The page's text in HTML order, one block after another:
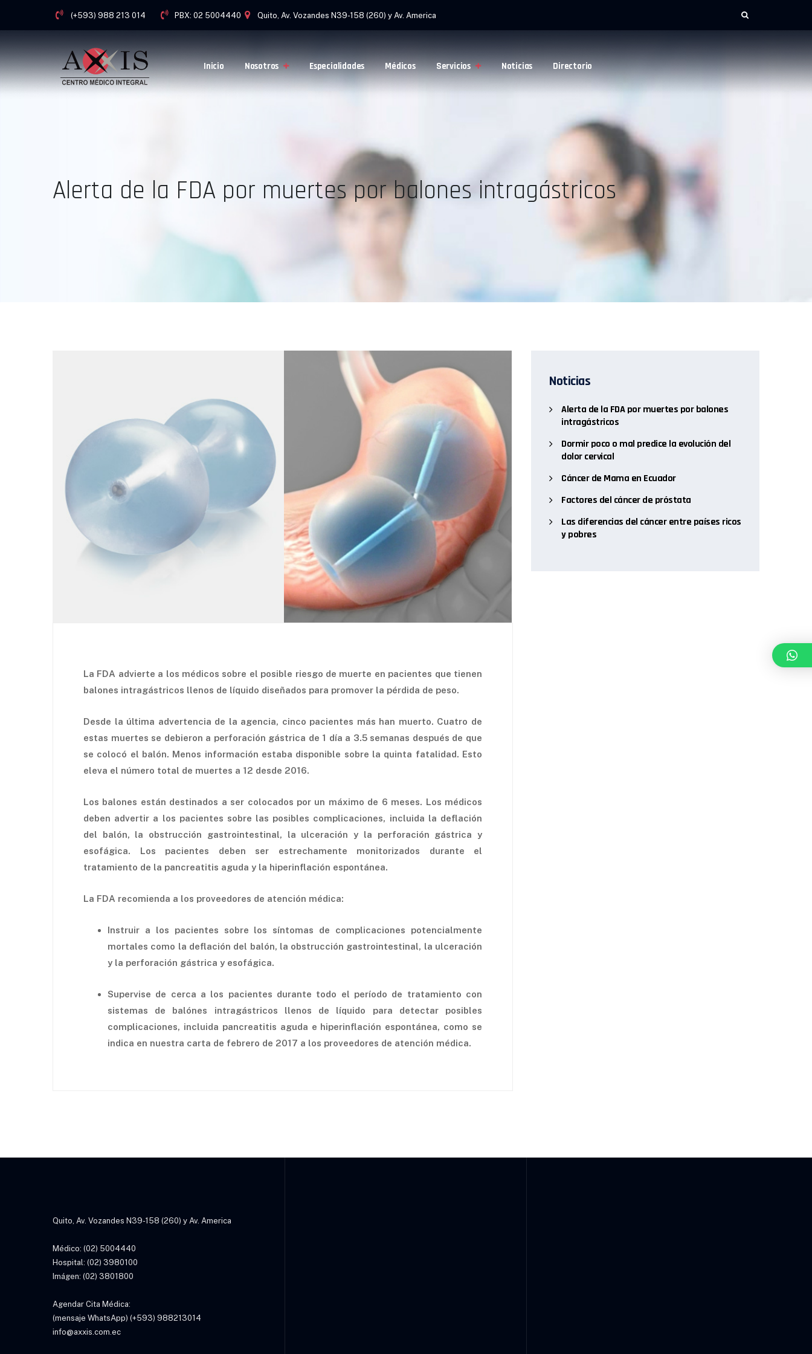
(+593) 988 213 014 PBX: 02 5004440 Quito, Av. Vozandes N39-158 (260) y Av. America
Inicio Nosotros Especialidades Médicos Servicios Noticias Directorio
Alerta de la FDA por muertes por balones intragástricos
La FDA advierte a los médicos sobre el posible riesgo de muerte en pacientes que tienen
balones intragástricos llenos de líquido diseñados para promover la pérdida de peso.
Desde la última advertencia de la agencia, cinco pacientes más han muerto. Cuatro de
estas muertes se debieron a perforación gástrica de 1 día a 3.5 semanas después de que
se colocó el balón. Menos información estaba disponible sobre la quinta fatalidad. Esto
eleva el número total de muertes a 12 desde 2016.
Los balones están destinados a ser colocados por un máximo de 6 meses. Los médicos
deben advertir a los pacientes sobre las posibles complicaciones, incluida la deflación
del balón, la obstrucción gastrointestinal, la ulceración y la perforación gástrica y
esofágica. Los pacientes deben ser estrechamente monitorizados durante el
tratamiento de la pancreatitis aguda y la hiperinflación espontánea.
La FDA recomienda a los proveedores de atención médica:
Instruir a los pacientes sobre los síntomas de complicaciones potencialmente
mortales como la deflación del balón, la obstrucción gastrointestinal, la ulceración
y la perforación gástrica y esofágica.
Supervise de cerca a los pacientes durante todo el período de tratamiento con
sistemas de balónes intragástricos llenos de líquido para detectar posibles
complicaciones, incluida pancreatitis aguda e hiperinflación espontánea, como se
indica en nuestra carta de febrero de 2017 a los proveedores de atención médica.
Noticias
Alerta de la FDA por muertes por balones
intragástricos
Dormir poco o mal predice la evolución del
dolor cervical
Cáncer de Mama en Ecuador
Factores del cáncer de próstata
Las diferencias del cáncer entre países ricos
y pobres
Quito, Av. Vozandes N39-158 (260) y Av. America
Médico: (02) 5004440
Hospital: (02) 3980100
Imágen: (02) 3801800
Agendar Cita Médica:
(mensaje WhatsApp) (+593) 988213014
info@axxis.com.ec